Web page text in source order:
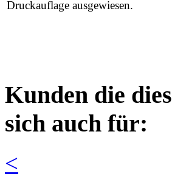
Druckauflage ausgewiesen.
Kunden die
sich auch für:
<